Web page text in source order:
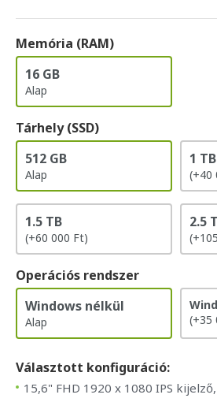
Memória (RAM)
16 GB
Alap
Tárhely (SSD)
512 GB
Alap
1 TB
(+40
1.5 TB
(+60 000 Ft)
2.5
Operációs rendszer
Windows nélkül
Alap
(+35
Választott konfiguráció:
15,6" FHD 1920 x 1080 IPS